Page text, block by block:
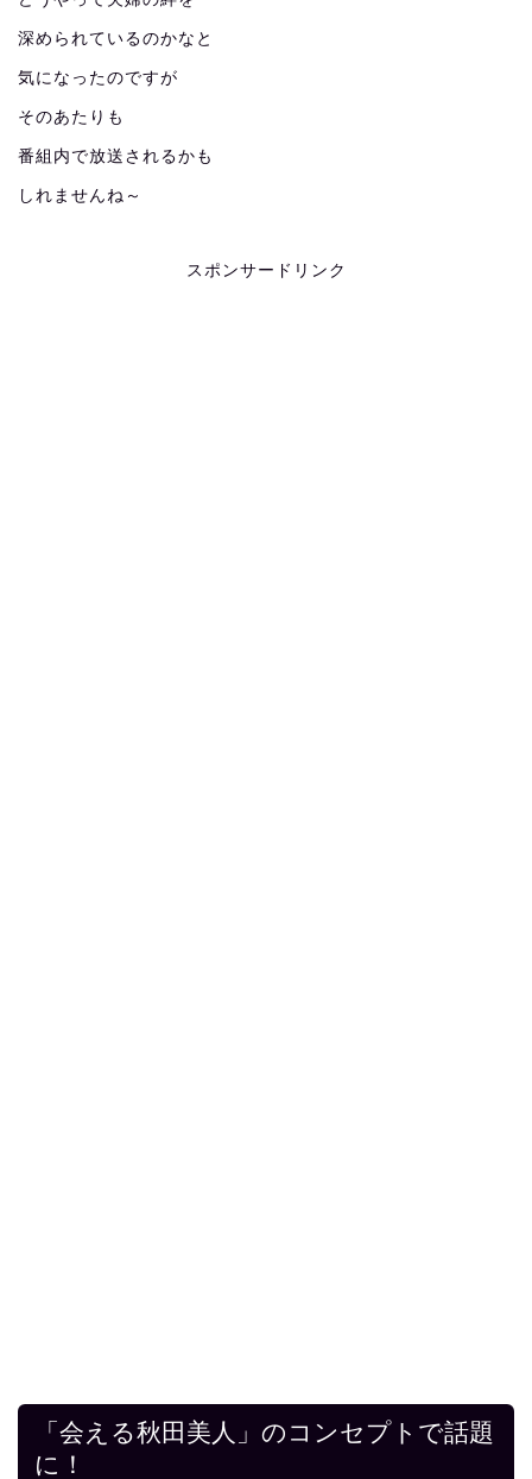
深められているのかなと
気になったのですが
そのあたりも
番組内で放送されるかも
しれませんね～
スポンサードリンク
「会える秋田美人」のコンセプトで話題
に！